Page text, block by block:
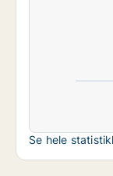
Se hele